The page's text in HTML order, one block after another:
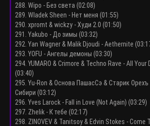
288. Wipo - Без света (02:08)
289. Wladek Sheen - Нет меня (01:55)
290. xpromt & wickzy - Худи 2.0 (01:50)
291. Yakubo - До зимы (03:32)
292. Yan Wagner & Malik Djoudi - Aethernite
293. YOFU - Ангелы демоны (03:30)
294. YUMARO & Crimore & Techno Rave - All
(03:40)
295. Yu-Ron & Основа ПашасСэ & Старик
Сибири (03:12)
296. Yves Larock - Fall in Love (Not Again) (03:29)
297. Zhelik - К тебе (02:17)
298. ZINOVEV & Tanitsoy & Edvin Stokes - Come